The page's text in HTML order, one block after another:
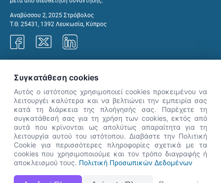
Αναβύσσου 2, 2025 Στρόβολος
Τ.Θ. 25431, 1392 Λευκωσία, Κύπρος
Η Ιστοσελίδα ΑνΑΔ είναι πλήρως συμβατή με τις νεότερες εκδόσεις, Google Chrome, Mozilla Firefox,
👋 Καλώς ήρθες! Είμαι η Νόησις.
Πες μου πώς μπορώ να σε βοηθήσω
σήμερα.
Συγκατάθεση cookies
Αυτός ο ιστότοπος χρησιμοποιεί cookies προκειμένου να
λειτουργέι καλύτερα και να βελτιώνει την εμπειρία σας
κατά τη διάρκεια της πλοήγησής σας. Παρέχετε τη
συγκατάθεσή σας για τη χρήση των cookies, εκτός από
αυτά που κρίνονται ως απολύτως απαραίτητα για τη
λειτουργία αυτού του ιστότοπου. Διαβάστε την Πολιτική
Cookie για περισσότερες πληροφορίες σχετικά με τα
cookies που χρησιμοποιούμε και τον τρόπο διαγραφής ή
αποκλεισμού τους. Πολιτική Προσωπικών Δεδομένων